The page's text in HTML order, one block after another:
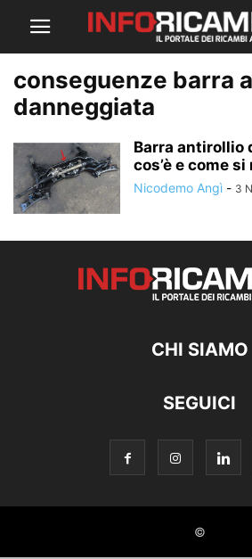
conseguenze barra
danneggiata
Barra antirollio
cos’è e come si
Nicodemo Angì - 3
CHI SIAMO
SEGUICI
©